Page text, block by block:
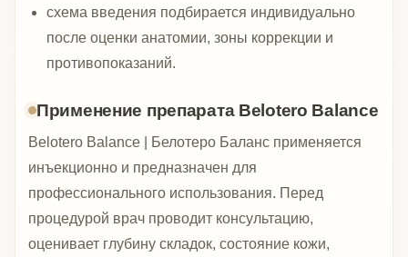
схема введения подбирается индивидуально
после оценки анатомии, зоны коррекции и
противопоказаний.
Применение препарата Belotero Balance
Belotero Balance | Белотеро Баланс применяется
инъекционно и предназначен для
профессионального использования. Перед
процедурой врач проводит консультацию,
оценивает глубину складок, состояние кожи,